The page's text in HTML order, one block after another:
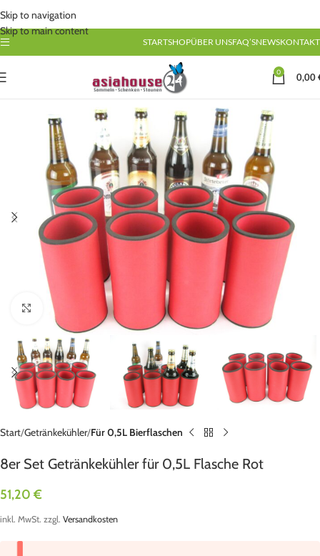
Skip to navigation
Skip to main content
STARTSHOPÜBER UNSFAQ’SNEWSKONTAKT
0 0,00
Click to enlarge
Start Getränkekühler Für 0,5L Bierflaschen
8er Set Getränkekühler für 0,5L Flasche Rot
51,20€
inkl. MwSt. zzgl. Versandkosten